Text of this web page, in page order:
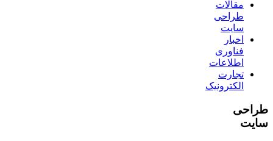
مقالات
طراحی
سایت
اخبار
فناوری
اطلاعات
تجارت
الکترونیک
طراحی
سایت